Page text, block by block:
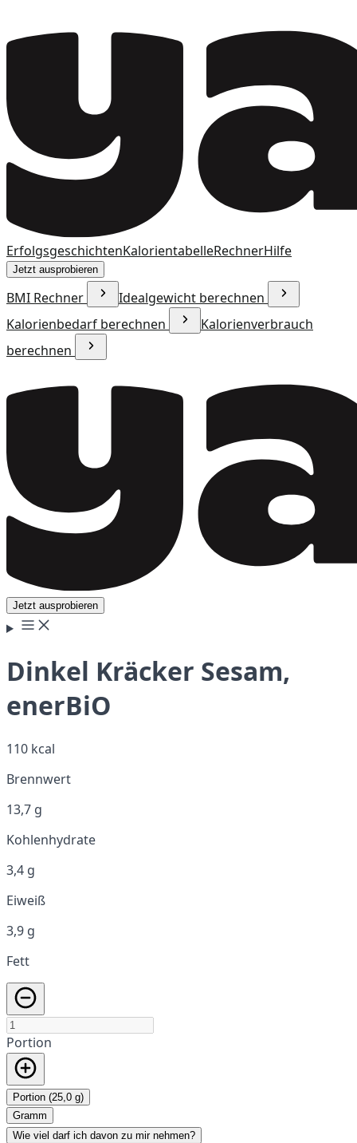
ErfolgsgeschichtenKalorientabelleRechnerHilfe
Jetzt ausprobieren
BMI Rechner
Idealgewicht berechnen
Kalorienbedarf berechnen
Kalorienverbrauch
berechnen
Jetzt ausprobieren
Dinkel Kräcker Sesam,
enerBiO
110 kcal
Brennwert
13,7 g
Kohlenhydrate
3,4 g
Eiweiß
3,9 g
Fett
Portion
Portion (25,0 g)
Gramm
Wie viel darf ich davon zu mir nehmen?